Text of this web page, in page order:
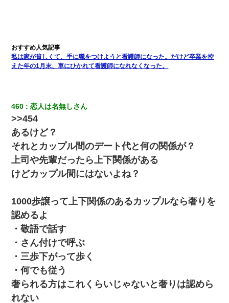
私は家が貧しくて、手に職をつけようと看護師になった。だけど卒業を控
えた年の1月末、車にひかれて看護師になれなくなった。
460 恋人は名無しさん
>>454
あるけど？
それとカップル間のデート代と何の関係が？
上司や先輩だったら上下関係がある
けどカップル間にはないよね？
1000歩譲って上下関係のあるカップルなら奢りを
認めるよ
・敬語で話す
・さん付けで呼ぶ
・三歩下がって歩く
・何でも従う
奢られる方はこれくらいじゃないと奢りは認めら
れない